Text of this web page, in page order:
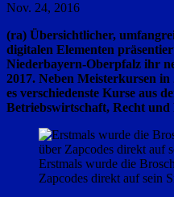
Nov. 24, 2016
(ra) Übersichtlicher,
digitalen Elementen
Niederbayern-Oberpfalz ihr
2017. Neben Meisterkursen
es verschiedenste Kurse aus
Betriebswirtschaft, Recht und
Erstmals wurde die
Zapcodes direkt auf sein